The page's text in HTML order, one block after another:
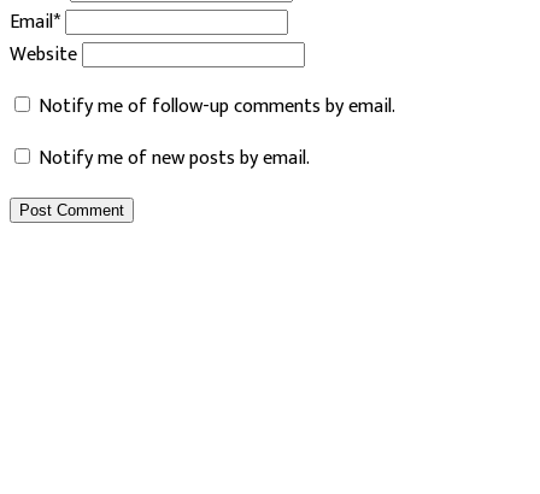
Email*
Website
Notify me of follow-up comments by email.
Notify me of new posts by email.